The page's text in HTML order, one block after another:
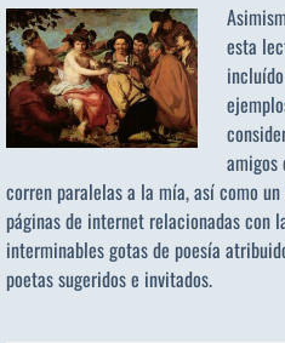
esta
amigos
corren paralelas a la mía, así como
páginas de internet relacionadas con
interminables gotas de poesía
poetas sugeridose invitados.